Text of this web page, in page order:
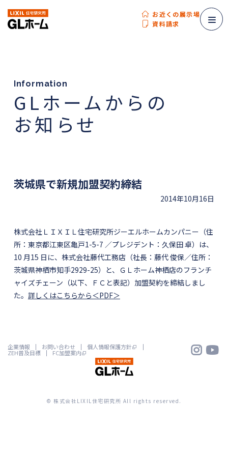
お近くの展示場
資料請求
Information
GLホームからの
お知らせ
茨城県で新規加盟契約締結
2014年10月16日
株式会社ＬＩＸＩＬ住宅研究所ジーエルホームカンパニー（住
所：東京都江東区亀戸1-5-7 ／プレジデント：久保田 卓）は、
10 月15 日に、株式会社藤代工務店（社長：藤代 俊保／住所：
茨城県神栖市知手2929-25）と、ＧＬホーム神栖店のフランチ
ャイズチェーン（以下、ＦＣと表記）加盟契約を締結しまし
た。 詳しくはこちらから＜PDF＞
 
企業情報 お問い合わせ 個人情報保護方針
ZEH普及目標 FC加盟案内
© 株式会社LIXIL住宅研究所 All rights reserved.